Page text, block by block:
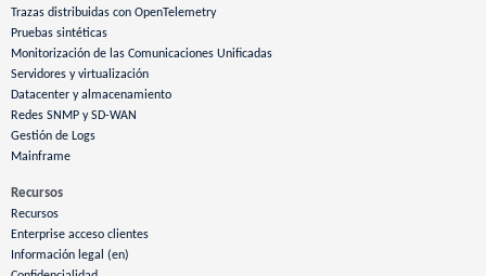
Trazas distribuidas con OpenTelemetry
Pruebas sintéticas
Monitorización de las Comunicaciones Unificadas
Servidores y virtualización
Datacenter y almacenamiento
Redes SNMP y SD-WAN
Gestión de Logs
Mainframe
Recursos
Recursos
Enterprise acceso clientes
Información legal (en)